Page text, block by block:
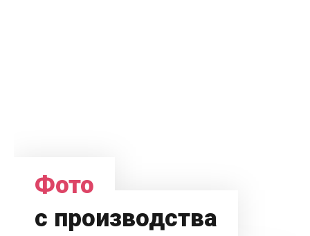
Фото
с производства